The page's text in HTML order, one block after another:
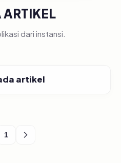
ARTIKEL
dari instansi.
artikel
1